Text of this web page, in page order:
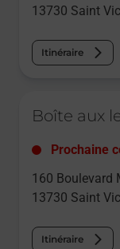
13730 Saint
Itinéraire
Boîte aux
Prochaine
160 Boulevard
13730 Saint
Itinéraire